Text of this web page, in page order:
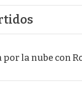
por la nube con